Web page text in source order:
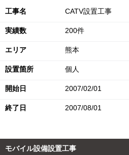
工事名 CATV設置工事
実績数 200件
エリア 熊本
設置箇所 個人
開始日 2007/02/01
終了日 2007/08/01
モバイル設備設置工事